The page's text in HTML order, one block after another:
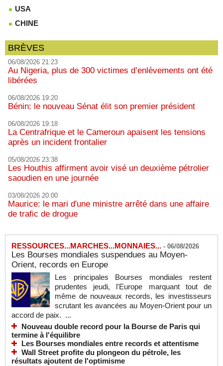
USA
CHINE
BRÈVES
06/08/2026 21:23
Au Nigeria, plus de 300 victimes d’enlèvements ont été
libérées
06/08/2026 19:20
Bénin: le nouveau Sénat élit son premier président
06/08/2026 19:18
La Centrafrique et le Cameroun apaisent les tensions
après un incident frontalier
05/08/2026 23:38
Les Houthis affirment avoir visé un deuxième pétrolier
saoudien en une journée
03/08/2026 20:00
Maurice: le mari d'une ministre arrêté dans une affaire
de trafic de drogue
RESSOURCES...MARCHES...MONNAIES... - 06/08/2026
Les Bourses mondiales suspendues au Moyen-
Orient, records en Europe
Les principales Bourses mondiales restent
prudentes jeudi, l'Europe marquant tout de
même de nouveaux records, les investisseurs
scrutant les avancées au Moyen-Orient pour un
accord de paix. ...
Nouveau double record pour la Bourse de Paris qui
termine à l'équilibre
Les Bourses mondiales entre records et attentisme
Wall Street profite du plongeon du pétrole, les
résultats ajoutent de l'optimisme